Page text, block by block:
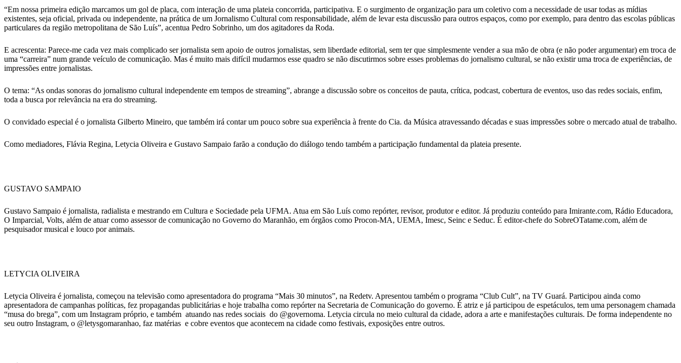
“Em nossa primeira edição marcamos um gol de placa, com interação de uma plateia concorrida, participativa. E o surgimento de organização para um coletivo com a necessidade de usar todas as mídias
existentes, seja oficial, privada ou independente, na prática de um Jornalismo Cultural com responsabilidade, além de levar esta discussão para outros espaços, como por exemplo, para dentro das escolas públicas
particulares da região metropolitana de São Luís”, acentua Pedro Sobrinho, um dos agitadores da Roda.
E acrescenta: Parece-me cada vez mais complicado ser jornalista sem apoio de outros jornalistas, sem liberdade editorial, sem ter que simplesmente vender a sua mão de obra (e não poder argumentar) em troca de
uma “carreira” num grande veículo de comunicação. Mas é muito mais difícil mudarmos esse quadro se não discutirmos sobre esses problemas do jornalismo cultural, se não existir uma troca de experiências, de
impressões entre jornalistas.
O tema: “As ondas sonoras do jornalismo cultural independente em tempos de streaming”, abrange a discussão sobre os conceitos de pauta, crítica, podcast, cobertura de eventos, uso das redes sociais, enfim,
toda a busca por relevância na era do streaming.
O convidado especial é o jornalista Gilberto Mineiro, que também irá contar um pouco sobre sua experiência à frente do Cia. da Música atravessando décadas e suas impressões sobre o mercado atual de trabalho.
Como mediadores, Flávia Regina, Letycia Oliveira e Gustavo Sampaio farão a condução do diálogo tendo também a participação fundamental da plateia presente.
GUSTAVO SAMPAIO
Gustavo Sampaio é jornalista, radialista e mestrando em Cultura e Sociedade pela UFMA. Atua em São Luís como repórter, revisor, produtor e editor. Já produziu conteúdo para Imirante.com, Rádio Educadora,
O Imparcial, Volts, além de atuar como assessor de comunicação no Governo do Maranhão, em órgãos como Procon-MA, UEMA, Imesc, Seinc e Seduc. É editor-chefe do SobreOTatame.com, além de
pesquisador musical e louco por animais.
LETYCIA OLIVEIRA
Letycia Oliveira é jornalista, começou na televisão como apresentadora do programa “Mais 30 minutos”, na Redetv. Apresentou também o programa “Club Cult”, na TV Guará. Participou ainda como
apresentadora de campanhas políticas, fez propagandas publicitárias e hoje trabalha como repórter na Secretaria de Comunicação do governo. É atriz e já participou de espetáculos, tem uma personagem chamada
“musa do brega”, com um Instagram próprio, e também atuando nas redes sociais do @governoma. Letycia circula no meio cultural da cidade, adora a arte e manifestações culturais. De forma independente no
seu outro Instagram, o @letysgomaranhao, faz matérias e cobre eventos que acontecem na cidade como festivais, exposições entre outros.